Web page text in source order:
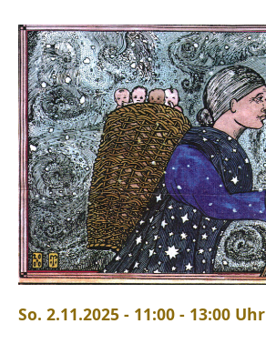
So. 2.11.2025 - 11:00 - 13:00 Uhr